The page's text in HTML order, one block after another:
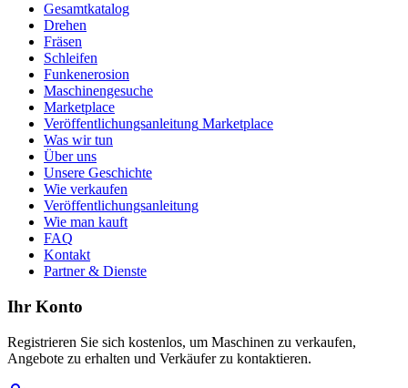
Gesamtkatalog
Drehen
Fräsen
Schleifen
Funkenerosion
Maschinengesuche
Marketplace
Veröffentlichungsanleitung Marketplace
Was wir tun
Über uns
Unsere Geschichte
Wie verkaufen
Veröffentlichungsanleitung
Wie man kauft
FAQ
Kontakt
Partner & Dienste
Ihr Konto
Registrieren Sie sich kostenlos, um Maschinen zu verkaufen,
Angebote zu erhalten und Verkäufer zu kontaktieren.